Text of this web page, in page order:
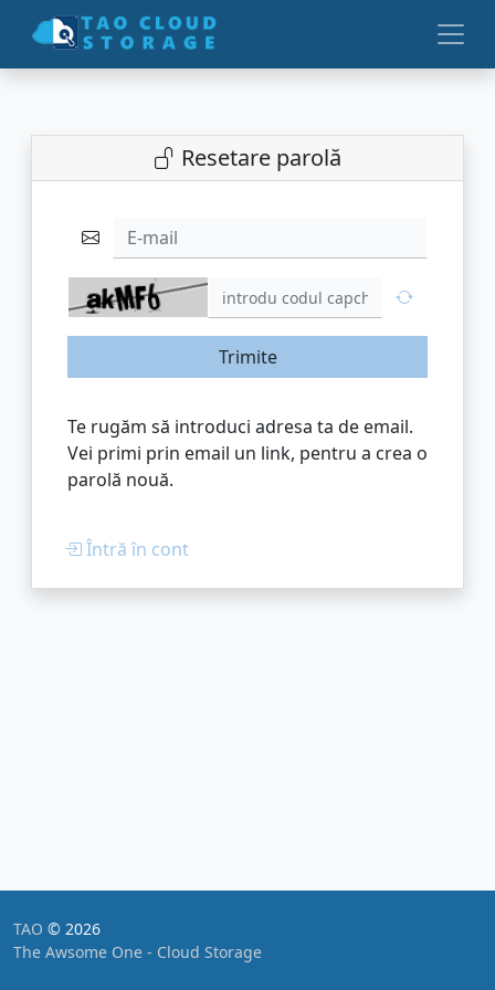
Resetare parolă
E-mail
Trimite
Te rugăm să introduci adresa ta de email.
Vei primi prin email un link, pentru a crea o
parolă nouă.
Întră în cont
TAO © 2026
The Awsome One - Cloud Storage